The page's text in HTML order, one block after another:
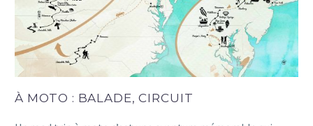
À MOTO : BALADE, CIRCUIT